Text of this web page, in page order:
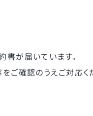
書が届いています。
ご確認のうえご対応く